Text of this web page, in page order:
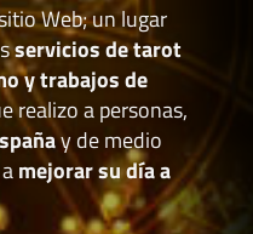
Web; un lugar
servicios de tarot
y trabajos de
realizo a personas,
y de medio
mejorar su día a